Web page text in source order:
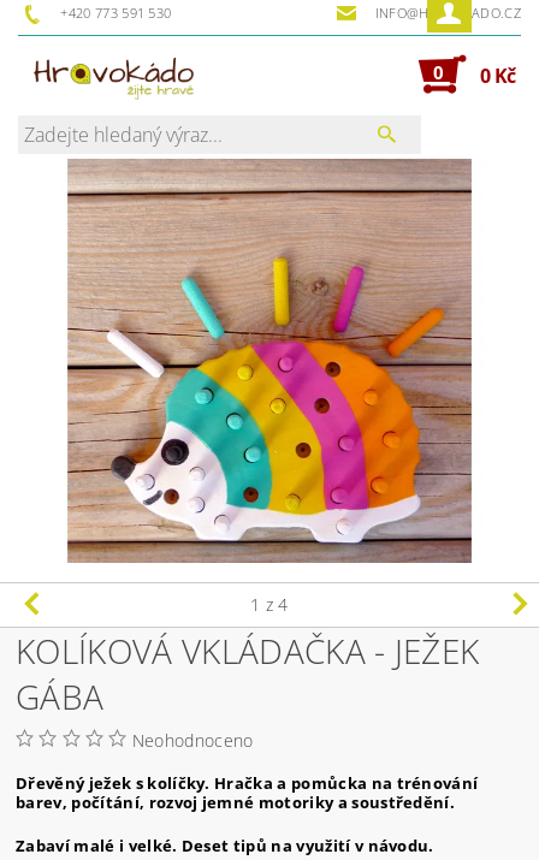
+420 773 591 530 INFO@HRAVOKADO.CZ
0 0 Kč
1 z 4
KOLÍKOVÁ VKLÁDAČKA - JEŽEK
GÁBA
Neohodnoceno
Dřevěný ježek s kolíčky. Hračka a pomůcka na trénování
barev, počítání, rozvoj jemné motoriky a soustředění.
Zabaví malé i velké. Deset tipů na využití v návodu.